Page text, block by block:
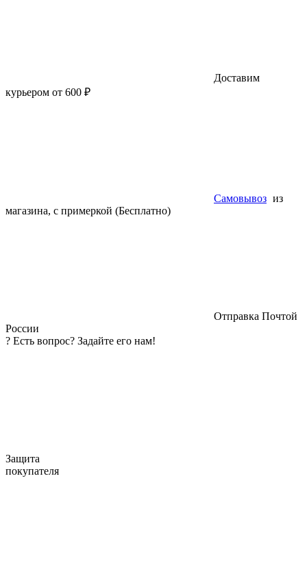
Доставим
курьером от 600 ₽
Самовывоз из
магазина, с примеркой (Бесплатно)
Отправка Почтой
России
? Есть вопрос? Задайте его нам!
Защита
покупателя